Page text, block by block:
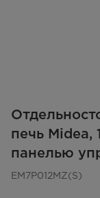
печь Midea,
панелью
EM7P012MZ(S)